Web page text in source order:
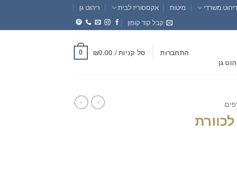
ריהוט משרדי מיטות אקססוריז לבית
ריהוט גן
קבל קוד קופון
גן
התחברות סל קניות / ₪0.00
0